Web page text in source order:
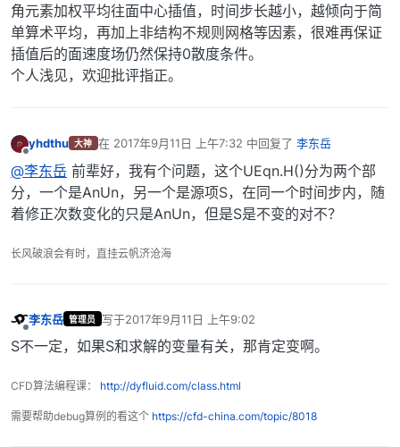
角元素加权平均往面中心插值，时间步长越小，越倾向于简
单算术平均，再加上非结构不规则网格等因素，很难再保证
插值后的面速度场仍然保持0散度条件。
个人浅见，欢迎批评指正。
yhdthu 大神 在 2017年9月11日 上午7:32 中回复了 李东岳
最后由 编辑
@李东岳 前辈好，我有个问题，这个UEqn.H()分为两个部
分，一个是AnUn，另一个是源项S，在同一个时间步内，随
着修正次数变化的只是AnUn，但是S是不变的对不？
长风破浪会有时，直挂云帆济沧海
李东岳 管理员 写于2017年9月11日 上午9:02
最后由 编辑
S不一定，如果S和求解的变量有关，那肯定变啊。
CFD算法编程课： http://dyfluid.com/class.html
需要帮助debug算例的看这个 https://cfd-china.com/topic/8018